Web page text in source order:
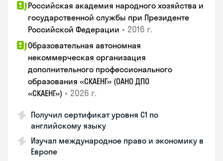
Российская академия народного хозяйства и
государственной службы при Президенте
Российской Федерации • 2016 г.
Образовательная автономная
некоммерческая организация
дополнительного профессионального
образования «СКАЕНГ» (ОАНО ДПО
«СКАЕНГ») • 2026 г.
Получил сертификат уровня С1 по
английскому языку
Изучал международное право и экономику в
Европе